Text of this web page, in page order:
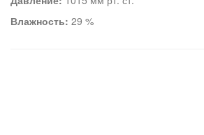
Влажность: 29 %